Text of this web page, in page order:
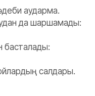
аударма.
да шаршамады:
басталады:
салдары.